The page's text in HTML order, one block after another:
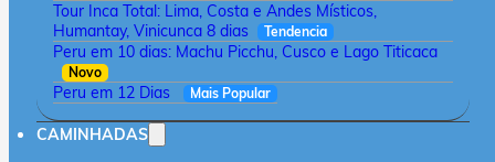
Tour Inca Total: Lima, Costa e Andes Místicos,
Humantay, Vinicunca 8 dias
Tendencia
Peru em 10 dias: Machu Picchu, Cusco e Lago Titicaca
Novo
Peru em 12 Dias Mais Popular
CAMINHADAS